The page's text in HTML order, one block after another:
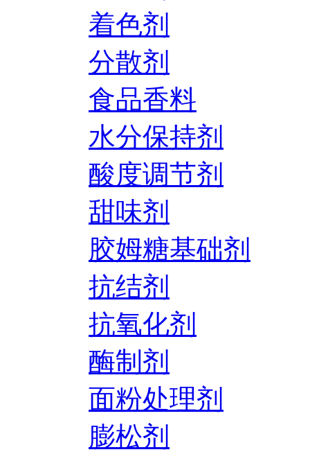
着色剂
分散剂
食品香料
水分保持剂
酸度调节剂
甜味剂
胶姆糖基础剂
抗结剂
抗氧化剂
酶制剂
面粉处理剂
膨松剂